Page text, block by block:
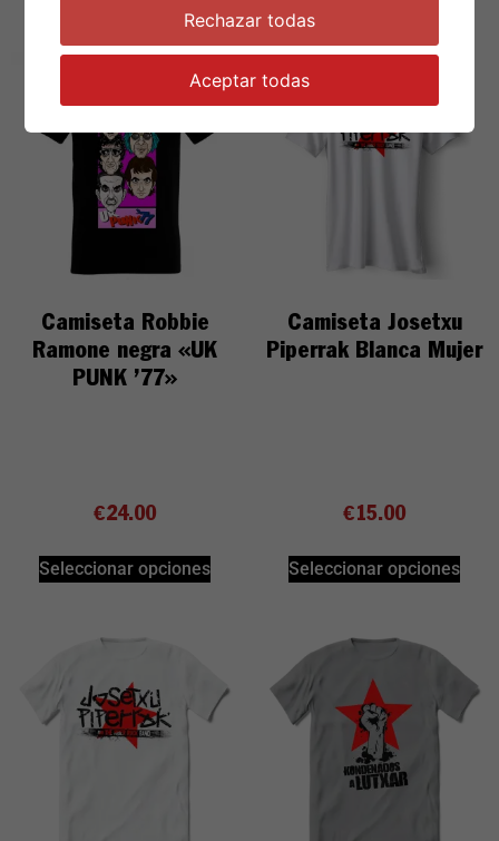
Camiseta Robbie
Ramone negra «UK
PUNK ’77»
€24.00
Seleccionar opciones
Camiseta Josetxu
Piperrak Blanca Mujer
€15.00
Seleccionar opciones
Rechazar todas
Aceptar todas